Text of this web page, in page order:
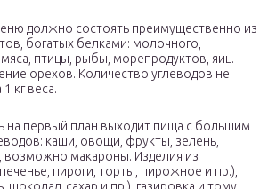
должно состоять преимущественно из
богатых белками: молочного,
птицы, рыбы, морепродуктов, яиц.
орехов. Количество углеводов не
кг веса.
на первый план выходит пища с большим
каши, овощи, фрукты, зелень,
возможно макароны. Изделия из
пироги, торты, пирожное и пр.),